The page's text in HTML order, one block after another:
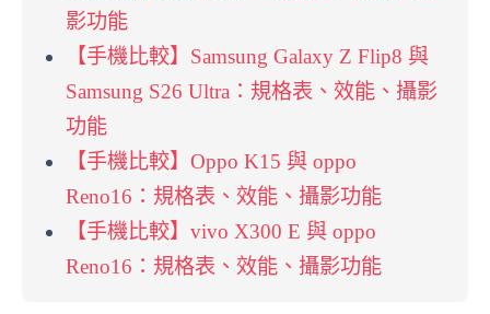
影功能
【手機比較】Samsung Galaxy Z Flip8 與
Samsung S26 Ultra：規格表、效能、攝影
功能
【手機比較】Oppo K15 與 oppo
Reno16：規格表、效能、攝影功能
【手機比較】vivo X300 E 與 oppo
Reno16：規格表、效能、攝影功能